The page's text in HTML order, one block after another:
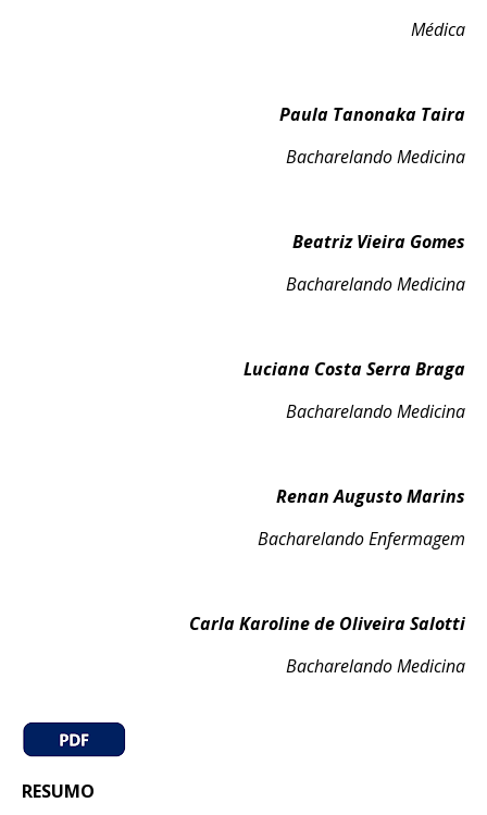
Médica
Paula Tanonaka Taira
Bacharelando Medicina
Beatriz Vieira Gomes
Bacharelando Medicina
Luciana Costa Serra Braga
Bacharelando Medicina
Renan Augusto Marins
Bacharelando Enfermagem
Carla Karoline de Oliveira Salotti
Bacharelando Medicina
RESUMO